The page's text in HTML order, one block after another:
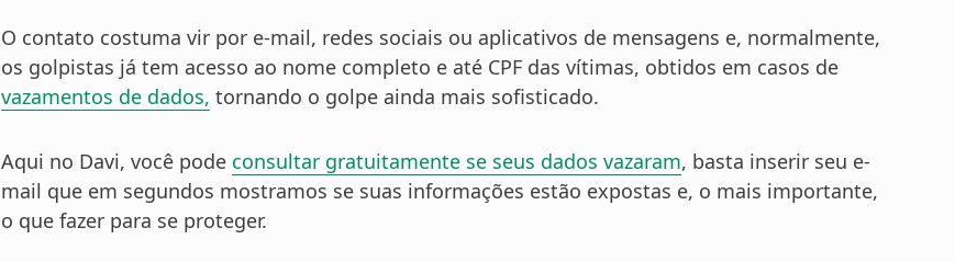
O contato costuma vir por e-mail, redes sociais ou aplicativos de mensagens e, normalmente,
os golpistas já tem acesso ao nome completo e até CPF das vítimas, obtidos em casos de
vazamentos de dados, tornando o golpe ainda mais sofisticado.
Aqui no Davi, você pode consultar gratuitamente se seus dados vazaram, basta inserir seu e-
mail que em segundos mostramos se suas informações estão expostas e, o mais importante,
o que fazer para se proteger.